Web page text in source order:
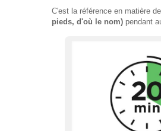
C'est la référence en matière
pieds, d'où le nom) pendant